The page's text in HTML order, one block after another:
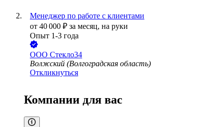
Менеджер по работе с клиентами
от 40 000 ₽ за месяц, на руки
Опыт 1-3 года
ООО Стекло34
Волжский (Волгоградская область)
Откликнуться
Компании для вас